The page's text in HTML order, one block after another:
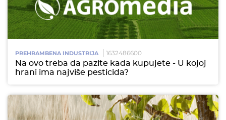
PREHRAMBENA INDUSTRIJA 1632486600
Na ovo treba da pazite kada kupujete - U kojoj
hrani ima najviše pesticida?